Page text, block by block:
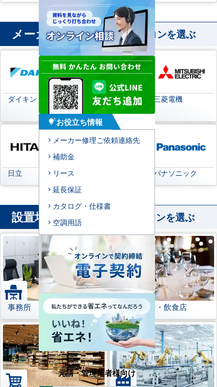
メーカー から業務用エアコンを選ぶ
ダイキン
日本キヤリア
(旧:東芝キヤリア)
三菱電機
日立 パナソニック
設置場所 から業務用エアコンを選ぶ
事務所 レストラン・飲食店
tips_and_updatesお役立ち情報
メーカー修理ご依頼連絡先
補助金
リース
延長保証
カタログ・仕様書
空調用語
元請・管理業者様向け